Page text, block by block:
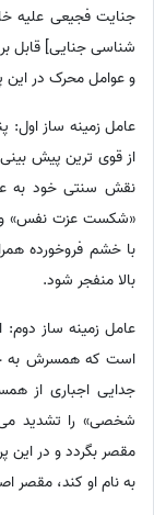
جنایت فجیعی علیه
شناسی جنایی] قابل
و عوامل محرک در
عامل زمینه ساز اول:
از قوی ترین پیش
نقش سنتی خود به
«شکست عزت نفس» و
با خشم فروخورده
بالا منفجر شود.
عامل زمینه ساز
است که همسرش به
جدایی اجباری از
شخصی» را تشدید
مقصر بگردد و در این
به نام او کند،